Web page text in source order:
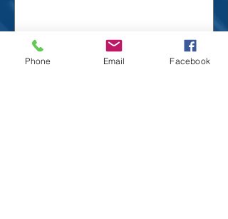
Phone
Email Facebook